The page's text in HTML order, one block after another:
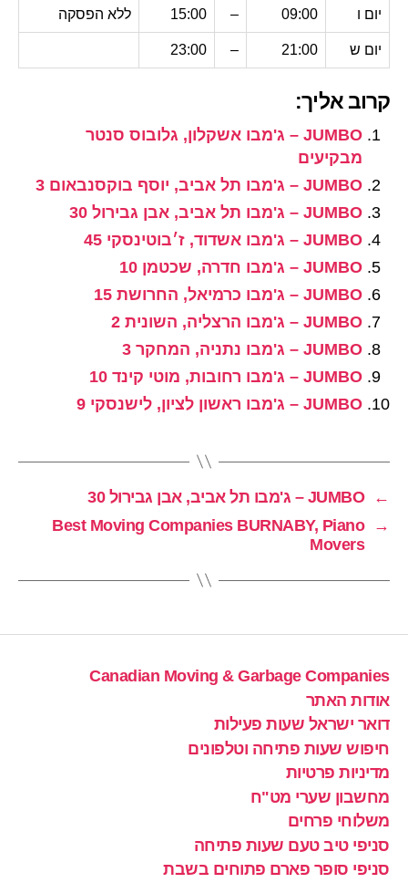
יום ו 09:00
–
15:00 ללא הפסקה
יום ש 21:00
–
23:00
קרוב אליך:
JUMBO – ג'מבו אשקלון, גלובוס סנטר
מבקיעים
JUMBO – ג'מבו תל אביב, יוסף בוקסנבאום 3
JUMBO – ג'מבו תל אביב, אבן גבירול 30
JUMBO – ג'מבו אשדוד, ז׳בוטינסקי 45
JUMBO – ג'מבו חדרה, שכטמן 10
JUMBO – ג'מבו כרמיאל, החרושת 15
JUMBO – ג'מבו הרצליה, השונית 2
JUMBO – ג'מבו נתניה, המחקר 3
JUMBO – ג'מבו רחובות, מוטי קינד 10
JUMBO – ג'מבו ראשון לציון, לישנסקי 9
←
JUMBO – ג'מבו תל אביב, אבן גבירול 30
→
Best Moving Companies BURNABY, Piano
Movers
Canadian Moving & Garbage Companies
אודות האתר
דואר ישראל שעות פעילות
חיפוש שעות פתיחה וטלפונים
מדיניות פרטיות
מחשבון שערי מט"ח
משלוחי פרחים
סניפי טיב טעם שעות פתיחה
סניפי סופר פארם פתוחים בשבת